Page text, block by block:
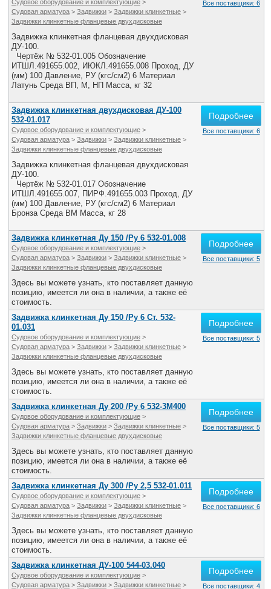
Судовое оборудование и комплектующие >
Судовая арматура > Задвижки > Задвижки клинкетные >
Задвижки клинкетные фланцевые двухдисковые
Задвижка клинкетная фланцевая двухдисковая
ДУ-100.
Чертёж № 532-01.005 Обозначение
ИТШЛ.491655.002, ИЮКЛ.491655.008 Проход, ДУ
(мм) 100 Давление, РУ (кгс/см2) 6 Материал
Латунь Среда ВП, М, НП Масса, кг 32
Все поставщики: 6
Задвижка клинкетная двухдисковая ДУ-100
532-01.017
Судовое оборудование и комплектующие >
Судовая арматура > Задвижки > Задвижки клинкетные >
Задвижки клинкетные фланцевые двухдисковые
Задвижка клинкетная фланцевая двухдисковая
ДУ-100.
Чертёж № 532-01.017 Обозначение
ИТШЛ.491655.007, ПИРФ.491655.003 Проход, ДУ
(мм) 100 Давление, РУ (кгс/см2) 6 Материал
Бронза Среда ВМ Масса, кг 28
Подробнее
Все поставщики: 6
Задвижка клинкетная Ду 150 /Ру 6 532-01.008
Судовое оборудование и комплектующие >
Судовая арматура > Задвижки > Задвижки клинкетные >
Задвижки клинкетные фланцевые двухдисковые
Здесь вы можете узнать, кто поставляет данную
позицию, имеется ли она в наличии, а также её
стоимость.
Подробнее
Все поставщики: 5
Задвижка клинкетная Ду 150 /Ру 6 Ст. 532-
01.031
Судовое оборудование и комплектующие >
Судовая арматура > Задвижки > Задвижки клинкетные >
Задвижки клинкетные фланцевые двухдисковые
Здесь вы можете узнать, кто поставляет данную
позицию, имеется ли она в наличии, а также её
стоимость.
Подробнее
Все поставщики: 5
Задвижка клинкетная Ду 200 /Ру 6 532-3М400
Судовое оборудование и комплектующие >
Судовая арматура > Задвижки > Задвижки клинкетные >
Задвижки клинкетные фланцевые двухдисковые
Здесь вы можете узнать, кто поставляет данную
позицию, имеется ли она в наличии, а также её
стоимость.
Подробнее
Все поставщики: 5
Задвижка клинкетная Ду 300 /Ру 2,5 532-01.011
Судовое оборудование и комплектующие >
Судовая арматура > Задвижки > Задвижки клинкетные >
Задвижки клинкетные фланцевые двухдисковые
Здесь вы можете узнать, кто поставляет данную
позицию, имеется ли она в наличии, а также её
стоимость.
Подробнее
Все поставщики: 6
Задвижка клинкетная ДУ-100 544-03.040
Судовое оборудование и комплектующие >
Судовая арматура > Задвижки > Задвижки клинкетные >
Подробнее
Все поставщики: 4